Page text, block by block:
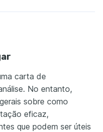
carta de
No entanto,
sobre como
eficaz,
que podem ser úteis